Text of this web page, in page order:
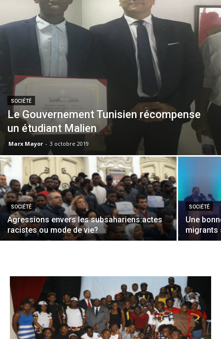
SOCIÉTÉ
Le Gouvernement Tunisien récompense
un étudiant Malien
Marx Mayor - 3 octobre 2019
SOCIÉTÉ
Agressions envers les subsahariens:actes
racistes ou mode de vie?
SOCIÉTÉ
Une
migrants